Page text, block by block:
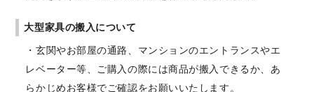
大型家具の搬入について
・玄関やお部屋の通路、マンションのエントランスやエ
レベーター等、ご購入の際には商品が搬入できるか、あ
らかじめお客様でご確認をお願いいたします。